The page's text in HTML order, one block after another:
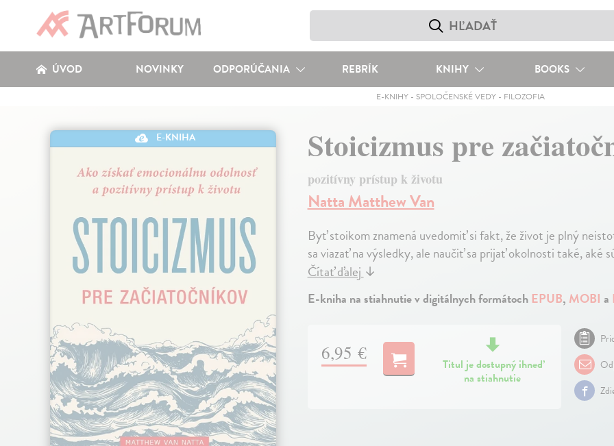
ÚVOD NOVINKY ODPORÚČANIA REBRÍK KNIHY BOOKS
E-KNIHY- SPOLOČENSKÉ VEDY- FILOZOFIA
E-KNIHA Stoicizmus pre
pozitívny prístup k životu
Natta Matthew Van
Byť stoikom znamená uvedomiť si fakt, že život je plný
sa viazať na výsledky, ale naučiť sa prijať okolnosti také, aké
Čítať ďalej↓
E-kniha na stiahnutie v digitálnych formátochEPUB, MOBI a
6,95 €
Titul je dostupný ihneď
na stiahnutie